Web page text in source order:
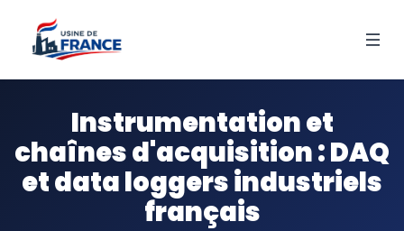
Instrumentation et
chaînes d'acquisition : DAQ
et data loggers industriels
français